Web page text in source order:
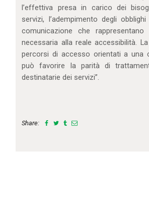
l’effettiva presa in carico dei
servizi, l’adempimento degli
comunicazione che
necessaria alla reale accessibilità.
percorsi di accesso orientati a una
può favorire la parità di
destinatarie dei servizi”.
Share: